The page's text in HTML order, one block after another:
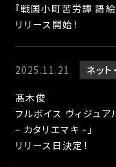
『戦国小町苦労譚 語
リリース開始！
2025.11.21 ネット
髙木俊
フルボイス ヴィジュ
– カタリエマキ -」
リリース日決定！